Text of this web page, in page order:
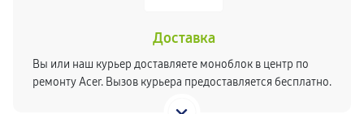
Доставка
Вы или наш курьер доставляете моноблок в центр по
ремонту Acer. Вызов курьера предоставляется бесплатно.